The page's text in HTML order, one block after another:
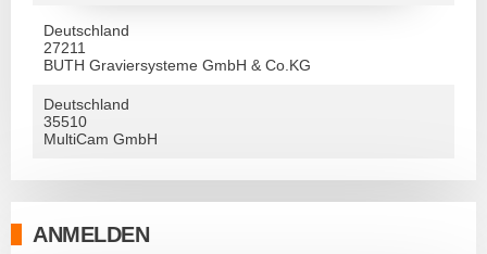
Deutschland
27211
BUTH Graviersysteme GmbH & Co.KG
Deutschland
35510
MultiCam GmbH
ANMELDEN